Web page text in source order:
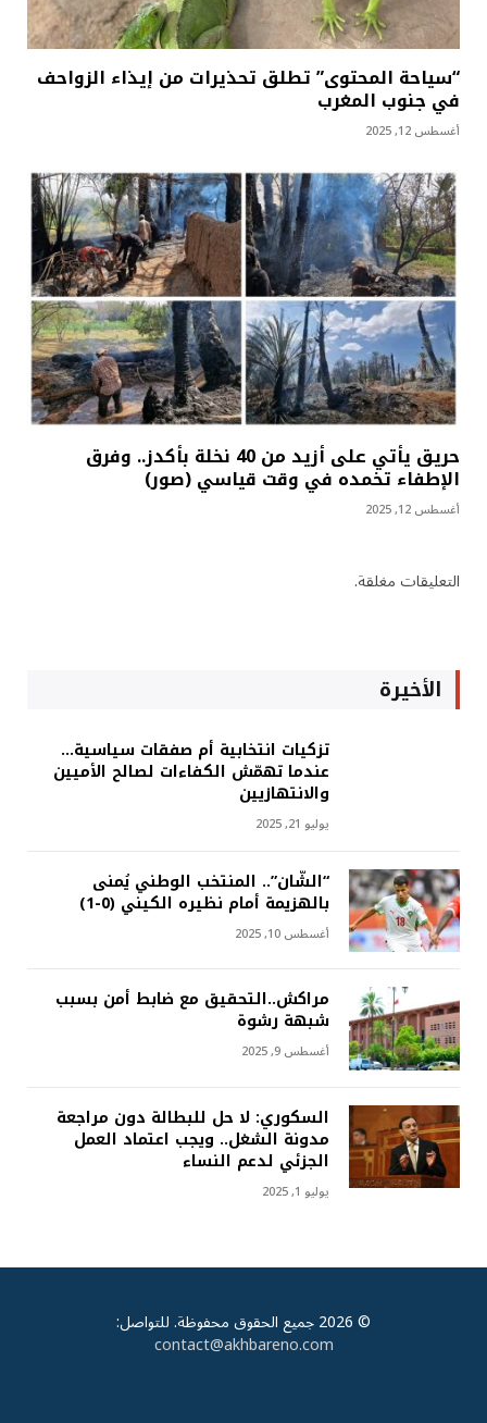
“سياحة المحتوى” تطلق تحذيرات من إيذاء الزواحف
في جنوب المغرب
أغسطس 12, 2025
حريق يأتي على أزيد من 40 نخلة بأكدز.. وفرق
الإطفاء تخمده في وقت قياسي (صور)
أغسطس 12, 2025
التعليقات مغلقة.
الأخيرة
تزكيات انتخابية أم صفقات سياسية…
عندما تهمّش الكفاءات لصالح الأميين
والانتهازيين
يوليو 21, 2025
“الشّان”.. المنتخب الوطني يُمنى
بالهزيمة أمام نظيره الكيني (0-1)
أغسطس 10, 2025
مراكش..التحقيق مع ضابط أمن بسبب
شبهة رشوة
أغسطس 9, 2025
السكوري: لا حل للبطالة دون مراجعة
مدونة الشغل.. ويجب اعتماد العمل
الجزئي لدعم النساء
يوليو 1, 2025
© 2026 جميع الحقوق محفوظة. للتواصل:
contact@akhbareno.com